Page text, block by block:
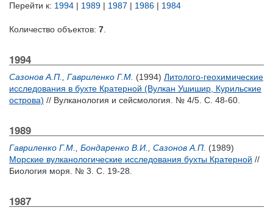
Перейти к: 1994 | 1989 | 1987 | 1986 | 1984
Количество объектов: 7
1994
Сазонов А.П. Гавриленко Г.М. (1994) Литолого-геохимические
исследования в бухте Кратерной (Вулкан Ушишир, Курильские
острова) // Вулканология и сейсмология. № 4/5. С. 48-60.
1989
Гавриленко Г.М. Бондаренко В.И. Сазонов А.П. (1989)
Морские вулканологические исследования бухты Кратерной //
Биология моря. № 3. С. 19-28.
1987